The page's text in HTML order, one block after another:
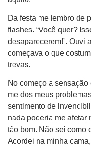
Da festa me lembro de
flashes. “Você quer?
desaparecerem!”. Ouvi
começava o que
trevas.
No começo a
me dos meus
sentimento de
nada poderia me afetar
tão bom. Não sei como
Acordei na minha